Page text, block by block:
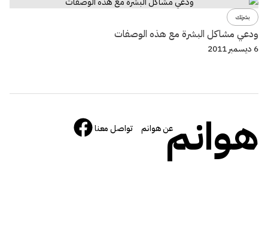
بشرتك
ودعي مشاكل البشرة مع هذه الوصفات
6 ديسمبر 2011
هوانمعن هوانم تواصل معنا